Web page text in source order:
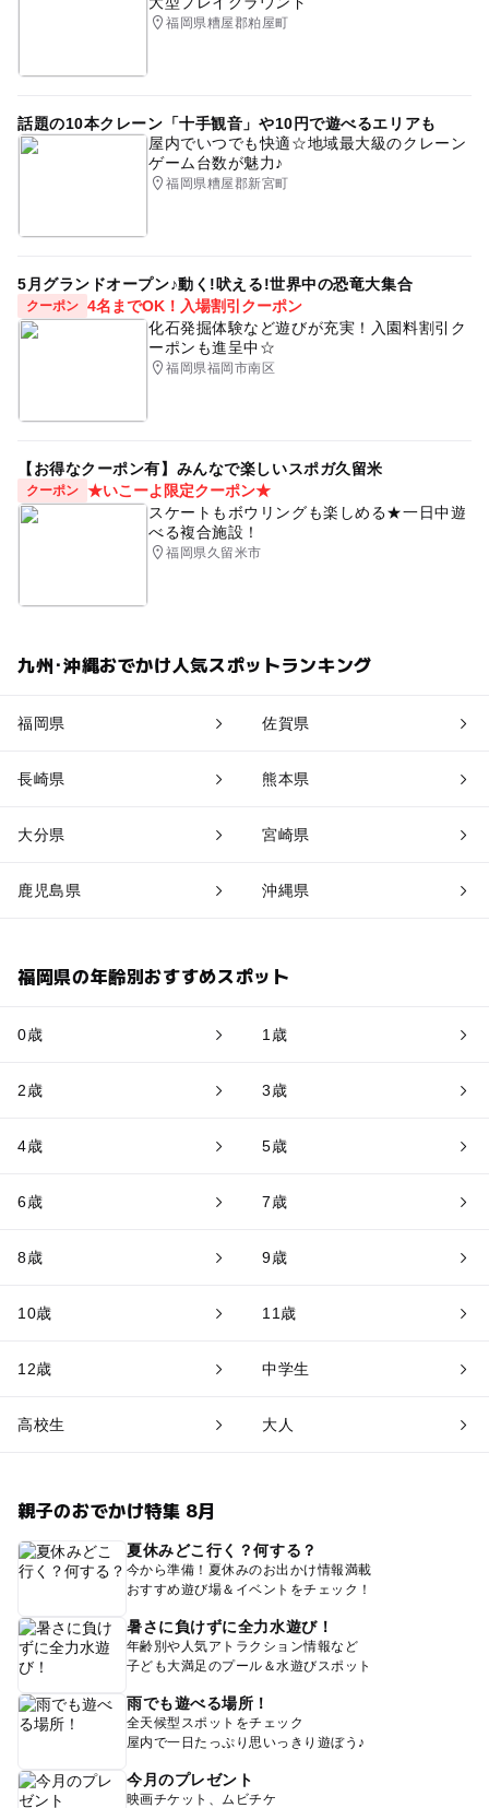
福岡県糟屋郡粕屋町
話題の10本クレーン「十手観音」や10円で遊べるエリアも
屋内でいつでも快適☆地域最大級のクレーン
ゲーム台数が魅力♪
福岡県糟屋郡新宮町
5月グランドオープン♪動く!吠える!世界中の恐竜大集合
クーポン 4名までOK！入場割引クーポン
化石発掘体験など遊びが充実！入園料割引ク
ーポンも進呈中☆
福岡県福岡市南区
【お得なクーポン有】みんなで楽しいスポガ久留米
クーポン ★いこーよ限定クーポン★
スケートもボウリングも楽しめる★一日中遊
べる複合施設！
福岡県久留米市
九州･沖縄おでかけ人気スポットランキング
福岡県 佐賀県
長崎県 熊本県
大分県 宮崎県
鹿児島県 沖縄県
福岡県の年齢別おすすめスポット
0歳 1歳
2歳 3歳
4歳 5歳
6歳 7歳
8歳 9歳
10歳 11歳
12歳 中学生
高校生 大人
親子のおでかけ特集 8月
夏休みどこ行く？何する？
今から準備！夏休みのお出かけ情報満載
おすすめ遊び場＆イベントをチェック！
暑さに負けずに全力水遊び！
年齢別や人気アトラクション情報など
子ども大満足のプール＆水遊びスポット
雨でも遊べる場所！
全天候型スポットをチェック
屋内で一日たっぷり思いっきり遊ぼう♪
今月のプレゼント
映画チケット、ムビチケ